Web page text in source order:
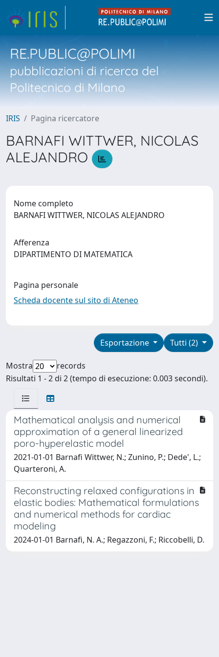
RE.PUBLIC@POLIMI
pubblicazioni di ricerca del
Politecnico di Milano
IRIS Pagina ricercatore
BARNAFI WITTWER, NICOLAS
ALEJANDRO
Nome completo
BARNAFI WITTWER, NICOLAS ALEJANDRO
Afferenza
DIPARTIMENTO DI MATEMATICA
Pagina personale
Scheda docente sul sito di Ateneo
Tutti (2)
Esportazione
Mostra
records
Risultati 1 - 2 di 2 (tempo di esecuzione: 0.003 secondi).
Mathematical analysis and numerical
approximation of a general linearized
poro-hyperelastic model
2021-01-01 Barnafi Wittwer, N.; Zunino, P.; Dede', L.;
Quarteroni, A.
Reconstructing relaxed configurations in
elastic bodies: Mathematical formulations
and numerical methods for cardiac
modeling
2024-01-01 Barnafi, N. A.; Regazzoni, F.; Riccobelli, D.